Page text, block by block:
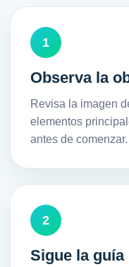
1
Observa la
Revisa la imagen
elementos
antes de comenzar.
2
Sigue la guía